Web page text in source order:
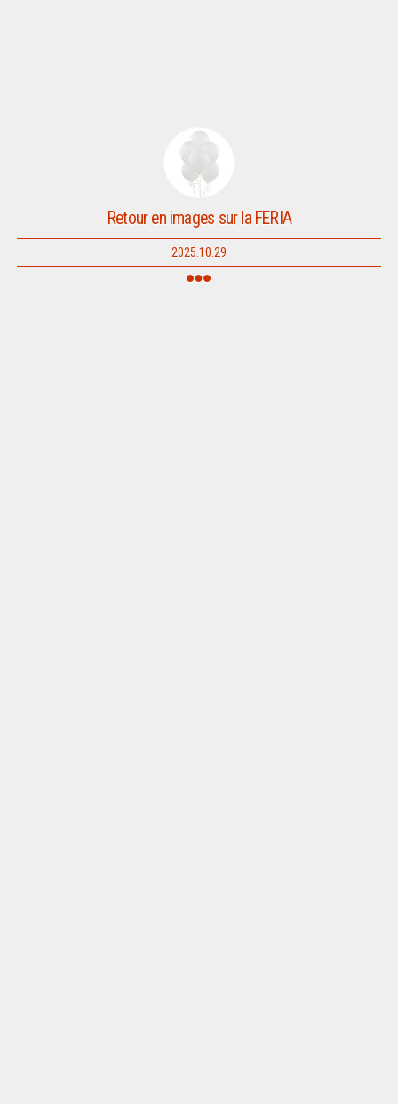
Retour en images sur la FERIA
2025.10.29